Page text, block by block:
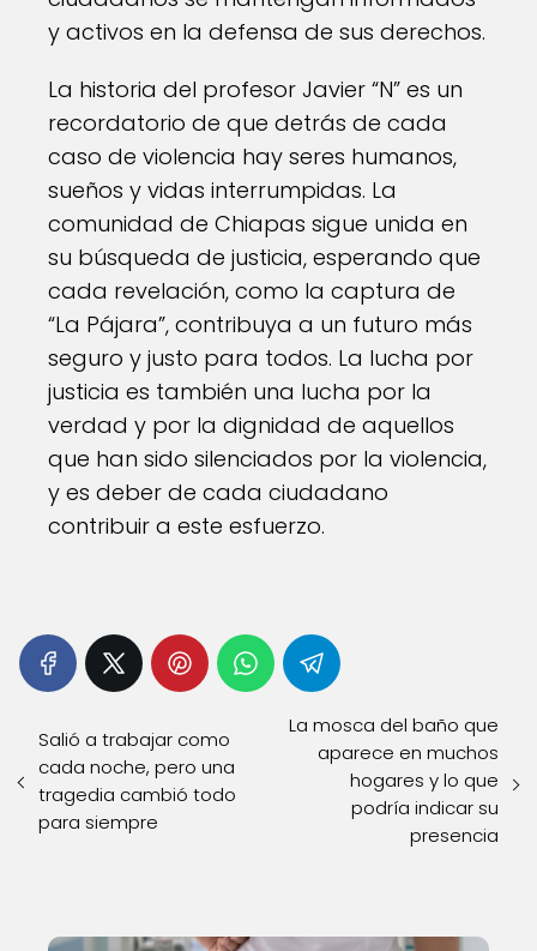
y activos en la defensa de sus derechos.
La historia del profesor Javier “N” es un
recordatorio de que detrás de cada
caso de violencia hay seres humanos,
sueños y vidas interrumpidas. La
comunidad de Chiapas sigue unida en
su búsqueda de justicia, esperando que
cada revelación, como la captura de
“La Pájara”, contribuya a un futuro más
seguro y justo para todos. La lucha por
justicia es también una lucha por la
verdad y por la dignidad de aquellos
que han sido silenciados por la violencia,
y es deber de cada ciudadano
contribuir a este esfuerzo.
Salió a trabajar como
cada noche, pero una
tragedia cambió todo
para siempre
La mosca del baño que
aparece en muchos
hogares y lo que
podría indicar su
presencia